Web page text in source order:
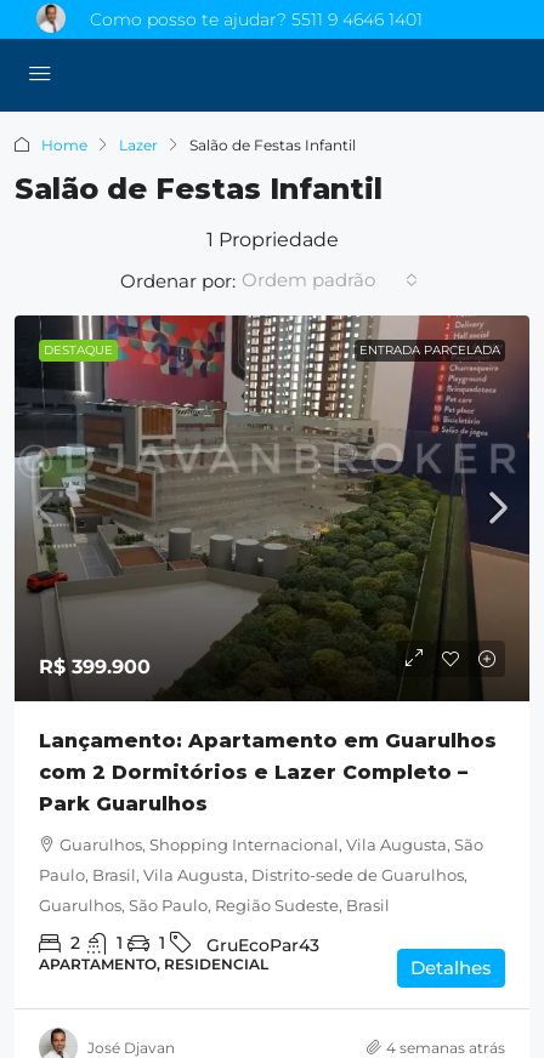
Como posso te ajudar? 5511 9 4646 1401
Home Lazer Salão de Festas Infantil
Salão de Festas Infantil
1 Propriedade
Ordenar por: Ordem padrão
DESTAQUE ENTRADA PARCELADA
R$ 399.900
Lançamento: Apartamento em Guarulhos
com 2 Dormitórios e Lazer Completo –
Park Guarulhos
Guarulhos, Shopping Internacional, Vila Augusta, São
Paulo, Brasil, Vila Augusta, Distrito-sede de Guarulhos,
Guarulhos, São Paulo, Região Sudeste, Brasil
2 1 1 GruEcoPar43
APARTAMENTO, RESIDENCIAL Detalhes
José Djavan 4 semanas atrás